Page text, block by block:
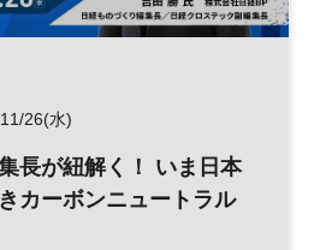
26(水)
長が紐解く！ いま日本
カーボンニュートラル